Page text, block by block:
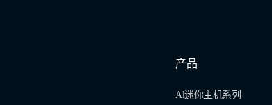
产品
Al迷你主机系列